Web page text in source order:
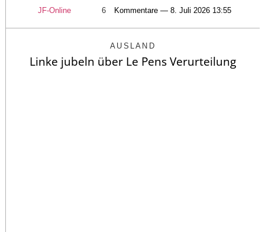
JF-Online 6 Kommentare — 8. Juli 2026 13:55
AUSLAND
Linke jubeln über Le Pens Verurteilung